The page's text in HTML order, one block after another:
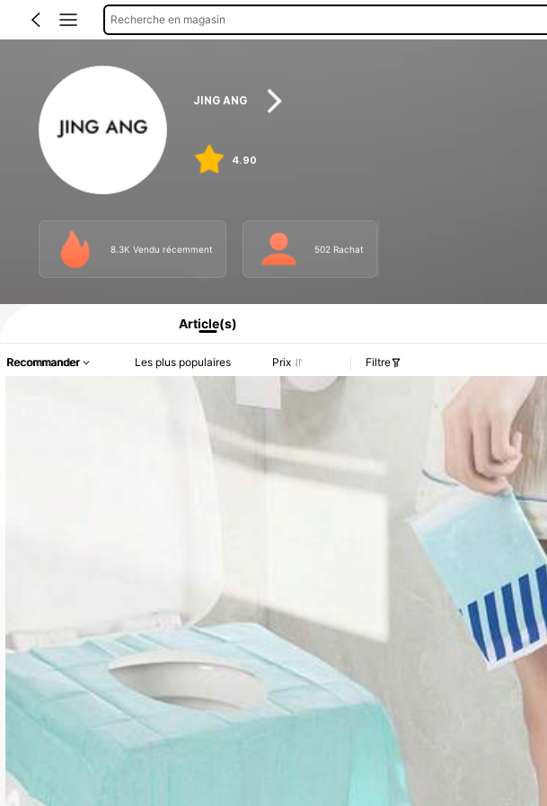
Recherche en magasin
JING ANG
4.90
8.3K Vendu récemment 502 Rachat
Article(s)
Recommander Les plus populaires Prix Filtre